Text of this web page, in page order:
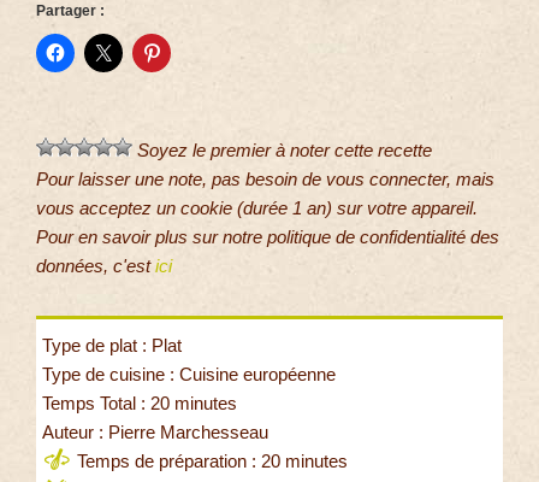
Partager :
Soyez le premier à noter cette recette
Pour laisser une note, pas besoin de vous connecter, mais
vous acceptez un cookie (durée 1 an) sur votre appareil.
Pour en savoir plus sur notre politique de confidentialité des
données, c'estici
Type de plat : Plat
Type de cuisine : Cuisine européenne
Temps Total : 20 minutes
Auteur : Pierre Marchesseau
Temps de préparation : 20 minutes